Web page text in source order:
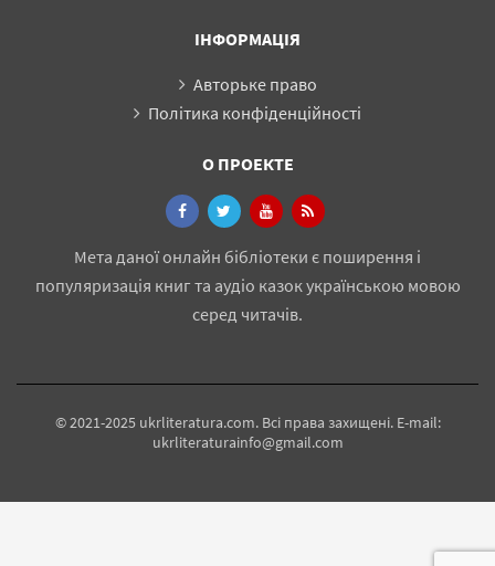
ІНФОРМАЦІЯ
Авторьке право
Політика конфіденційності
О ПРОЕКТЕ
Мета даної онлайн бібліотеки є поширення і
популяризація книг та аудіо казок українською мовою
серед читачів.
© 2021-2025 ukrliteratura.com. Всі права захищені. E-mail:
ukrliteraturainfo@gmail.com